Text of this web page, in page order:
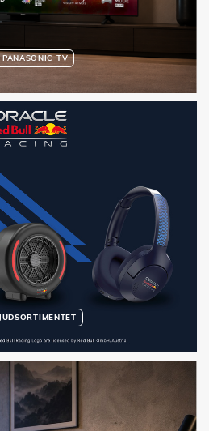
PANASONIC TV